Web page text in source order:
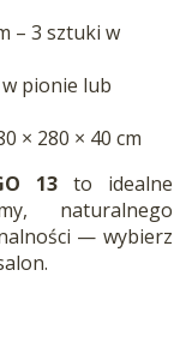
– 3 sztuki w
pionie lub
× 280 × 40 cm
13to idealne
naturalnego
— wybierz